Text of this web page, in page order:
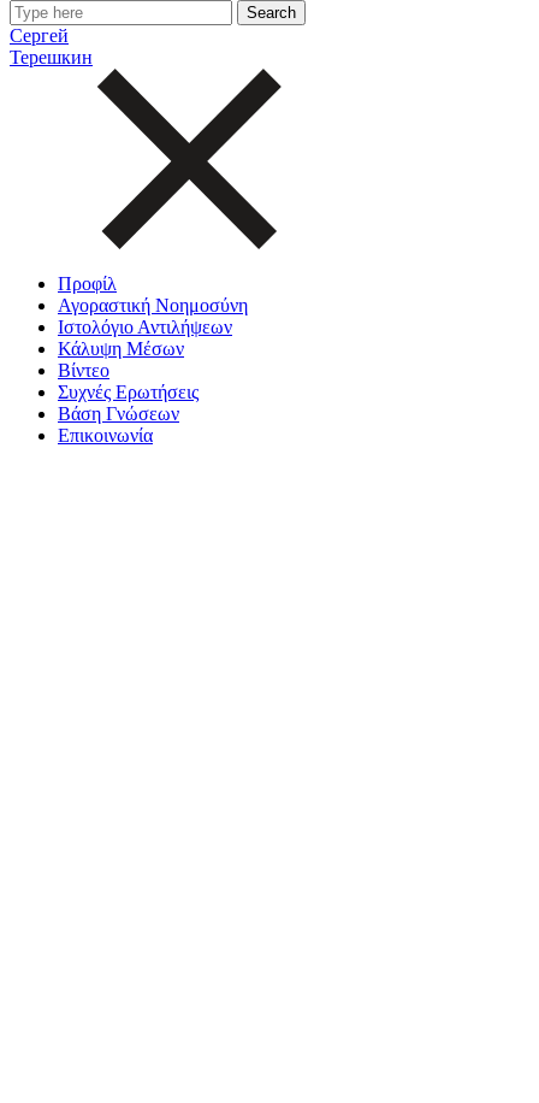
Сергей
Терешкин
Προφίλ
Αγοραστική Νοημοσύνη
Ιστολόγιο Αντιλήψεων
Κάλυψη Μέσων
Βίντεο
Συχνές Ερωτήσεις
Βάση Γνώσεων
Επικοινωνία